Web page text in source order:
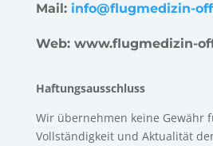
Mail: info@flugmedizin-
Web: www.flugmedizin-
Haftungsausschluss
Wir übernehmen keine Gewähr
Vollständigkeit und Aktualität